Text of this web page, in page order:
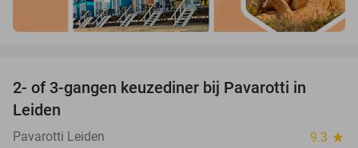
2- of 3-gangen keuzediner bij Pavarotti in
Leiden
Pavarotti Leiden 9.3 star